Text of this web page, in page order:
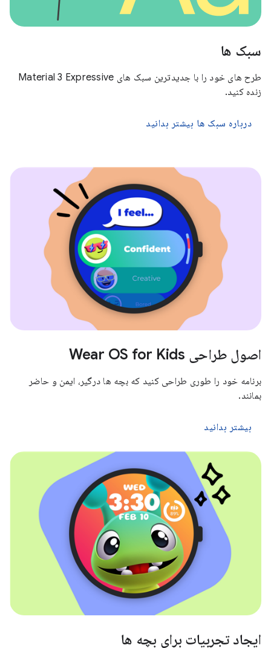
سبک ها
طرح های خود را با جدیدترین سبک های Material 3 Expressive
زنده کنید.
درباره سبک ها بیشتر بدانید
اصول طراحی Wear OS for Kids
برنامه خود را طوری طراحی کنید که بچه ها درگیر، ایمن و حاضر
بمانند.
بیشتر بدانید
ایجاد تجربیات برای بچه ها